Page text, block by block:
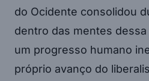
do Ocidente consolidou
dentro das mentes
um progresso humano
próprio avanço do